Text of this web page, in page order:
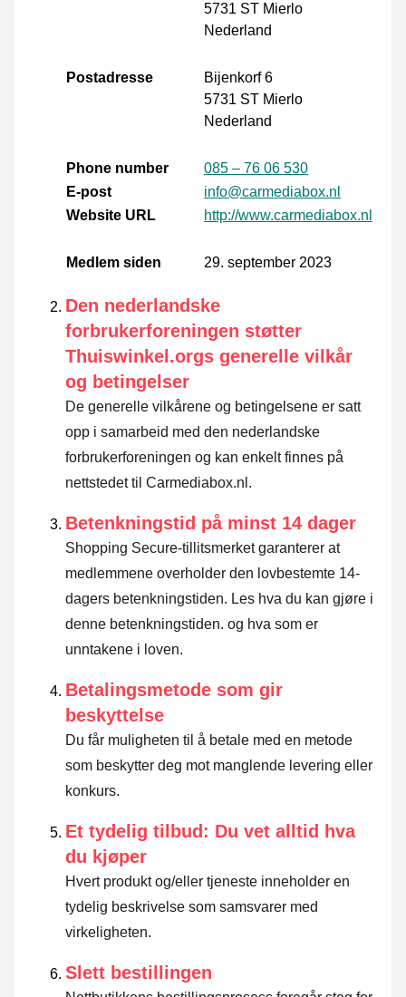
5731 ST Mierlo
Nederland
Postadresse
Bijenkorf 6
5731 ST Mierlo
Nederland
Phone number
085 – 76 06 530
E-post
info@carmediabox.nl
Website URL
http://www.carmediabox.nl
Medlem siden 29. september 2023
Den nederlandske
forbrukerforeningen støtter
Thuiswinkel.orgs generelle vilkår
og betingelser
De generelle vilkårene og betingelsene er satt
opp i samarbeid med den nederlandske
forbrukerforeningen og kan enkelt finnes på
nettstedet til Carmediabox.nl.
Betenkningstid på minst 14 dager
Shopping Secure-tillitsmerket garanterer at
medlemmene overholder den lovbestemte 14-
dagers betenkningstiden. Les hva du kan gjøre i
denne betenkningstiden. og hva som er
unntakene i loven.
Betalingsmetode som gir
beskyttelse
Du får muligheten til å betale med en metode
som beskytter deg mot manglende levering eller
konkurs.
Et tydelig tilbud: Du vet alltid hva
du kjøper
Hvert produkt og/eller tjeneste inneholder en
tydelig beskrivelse som samsvarer med
virkeligheten.
Slett bestillingen